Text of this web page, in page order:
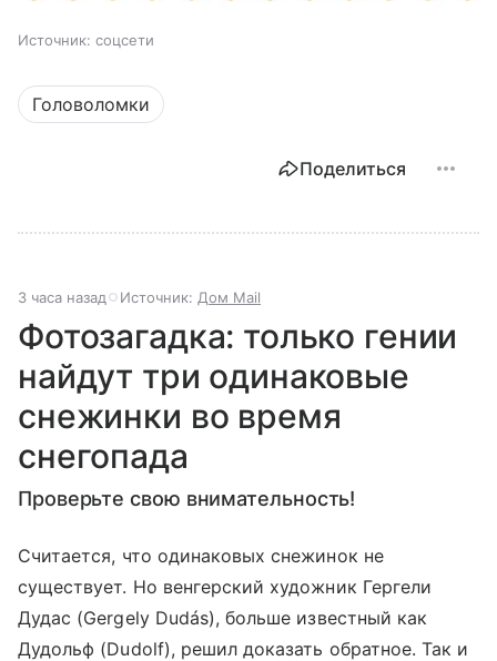
Источник: соцсети
Головоломки
Поделиться
3 часа назад Источник: Дом Mail
Фотозагадка: только гении
найдут три одинаковые
снежинки во время
снегопада
Проверьте свою внимательность!
Считается, что одинаковых снежинок не
существует. Но венгерский художник Гергели
Дудас (Gergely Dudás), больше известный как
Дудольф (Dudolf), решил доказать обратное. Так и